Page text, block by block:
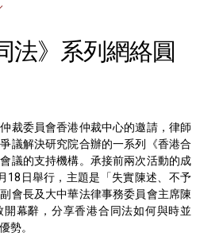
法》系列網絡圓
裁委員會香港仲裁中心的邀請，律師
議解決研究院合辦的一系列《香港合
議的支持機構。承接前兩次活動的成
18日舉行，主題是「失實陳述、不予
會長及大中華法律事務委員會主席陳
幕辭，分享香港合同法如何與時並
勢。